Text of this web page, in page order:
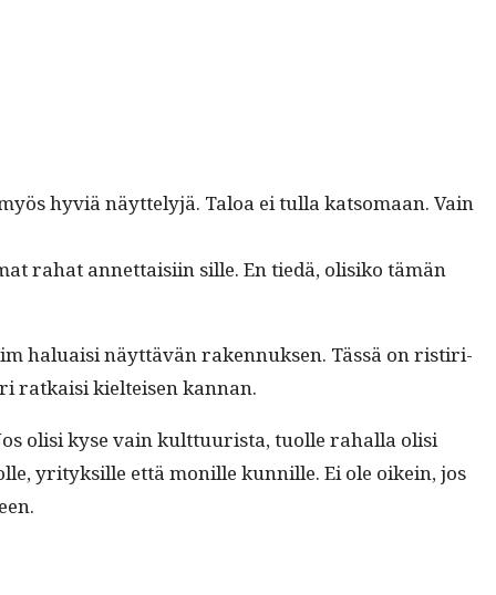
hyviä näyt­te­lyjä. Taloa ei tul­la kat­so­maan. Vain
rahat annet­taisi­in sille. En tiedä, olisiko tämän
halu­aisi näyt­tävän raken­nuk­sen. Tässä on ris­tiri­
ratkaisi kiel­teisen kannan.
olisi kyse vain kult­tuurista, tuolle rahal­la olisi
yri­tyk­sille että monille kun­nille. Ei ole oikein, jos